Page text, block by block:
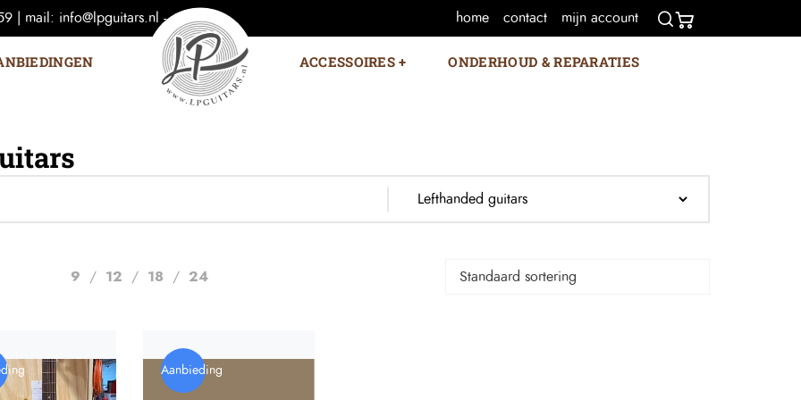
| mail: info@lpguitars.nl - home contact mijn account
ACCESSOIRES ONDERHOUD & REPARATIES
9 12 18 24
Aanbieding